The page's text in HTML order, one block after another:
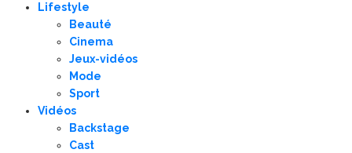
Lifestyle
Beauté
Cinema
Jeux-vidéos
Mode
Sport
Vidéos
Backstage
Cast